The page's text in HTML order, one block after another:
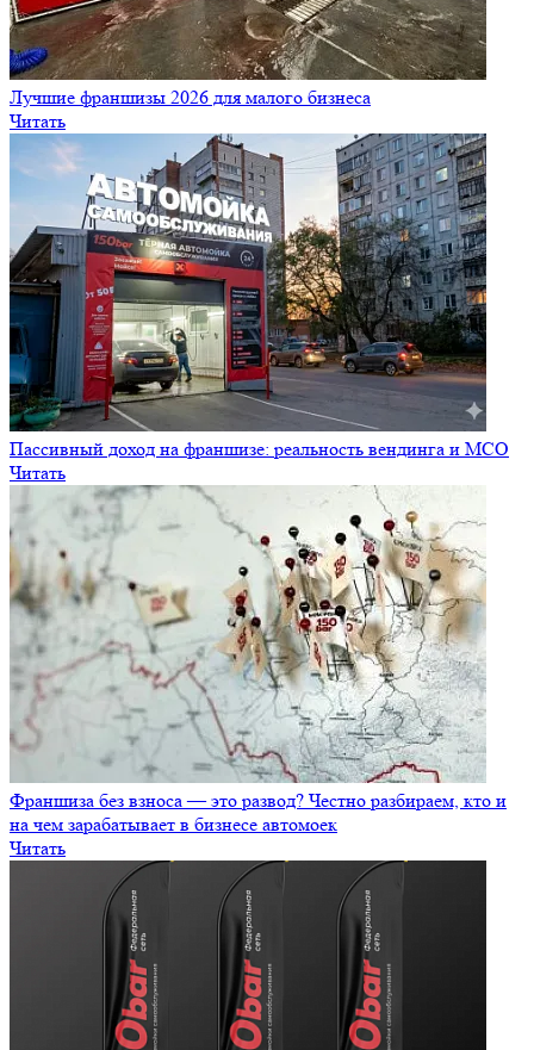
Лучшие франшизы 2026 для малого бизнеса
Читать
Пассивный доход на франшизе: реальность вендинга и МСО
Читать
Франшиза без взноса — это развод? Честно разбираем, кто и
на чем зарабатывает в бизнесе автомоек
Читать